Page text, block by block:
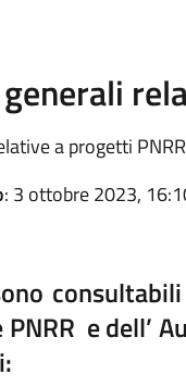
a progetti PNRR
: 3 ottobre 2023,
e dell’